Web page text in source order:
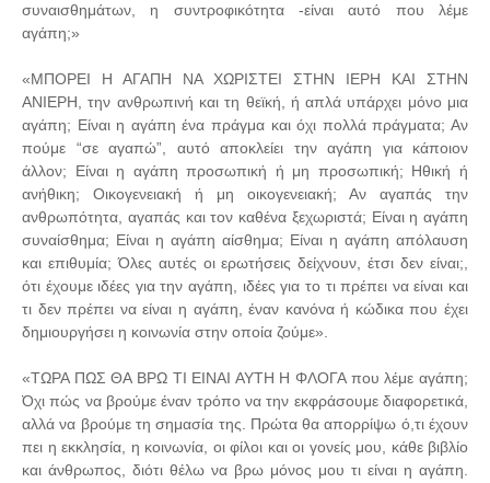
συναισθημάτων, η συντροφικότητα -είναι αυτό που λέμε
αγάπη;»
«ΜΠΟΡΕΙ Η ΑΓΑΠΗ ΝΑ ΧΩΡΙΣΤΕΙ ΣΤΗΝ ΙΕΡΗ ΚΑΙ ΣΤΗΝ
ΑΝΙΕΡΗ, την ανθρωπινή και τη θεϊκή, ή απλά υπάρχει μόνο μια
αγάπη; Είναι η αγάπη ένα πράγμα και όχι πολλά πράγματα; Αν
πούμε “σε αγαπώ”, αυτό αποκλείει την αγάπη για κάποιον
άλλον; Είναι η αγάπη προσωπική ή μη προσωπική; Ηθική ή
ανήθικη; Οικογενειακή ή μη οικογενειακή; Αν αγαπάς την
ανθρωπότητα, αγαπάς και τον καθένα ξεχωριστά; Είναι η αγάπη
συναίσθημα; Είναι η αγάπη αίσθημα; Είναι η αγάπη απόλαυση
και επιθυμία; Όλες αυτές οι ερωτήσεις δείχνουν, έτσι δεν είναι;,
ότι έχουμε ιδέες για την αγάπη, ιδέες για το τι πρέπει να είναι και
τι δεν πρέπει να είναι η αγάπη, έναν κανόνα ή κώδικα που έχει
δημιουργήσει η κοινωνία στην οποία ζούμε».
«ΤΩΡΑ ΠΩΣ ΘΑ ΒΡΩ ΤΙ ΕΙΝΑΙ ΑΥΤΗ Η ΦΛΟΓΑ που λέμε αγάπη;
Όχι πώς να βρούμε έναν τρόπο να την εκφράσουμε διαφορετικά,
αλλά να βρούμε τη σημασία της. Πρώτα θα απορρίψω ό,τι έχουν
πει η εκκλησία, η κοινωνία, οι φίλοι και οι γονείς μου, κάθε βιβλίο
και άνθρωπος, διότι θέλω να βρω μόνος μου τι είναι η αγάπη.